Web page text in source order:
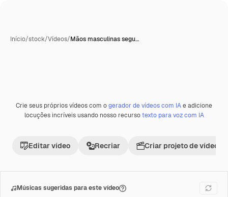
Início/stock/Vídeos/Mãos masculinas segu…
Crie seus próprios vídeos com ogerador de vídeos com IAe adicione
locuções incríveis usando nosso recursotexto para voz com IA
Editar vídeo Recriar Criar projeto de vídeo
Músicas sugeridas para este vídeo